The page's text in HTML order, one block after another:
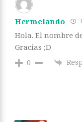
Hermelando
Hola. El nombre
Gracias ;D
0